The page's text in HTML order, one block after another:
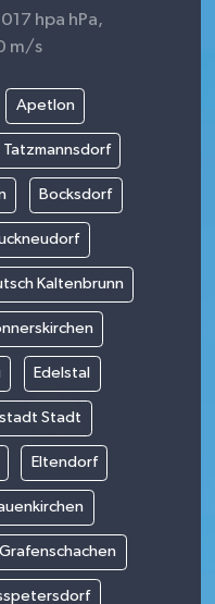
hpa hPa,
m/s
Apetlon
Tatzmannsdorf
Bocksdorf
Kaltenbrunn
Edelstal
Stadt
Eltendorf
Grafenschachen